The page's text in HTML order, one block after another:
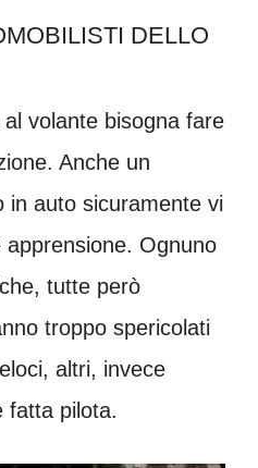
DELLO
volante bisogna fare
Anche un
in auto sicuramente vi
Ognuno
tutte però
troppo spericolati
altri, invece
fatta pilota.